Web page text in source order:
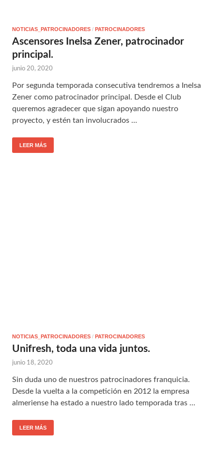
NOTICIAS_PATROCINADORES / PATROCINADORES
Ascensores Inelsa Zener, patrocinador
principal.
junio 20, 2020
Por segunda temporada consecutiva tendremos a Inelsa
Zener como patrocinador principal. Desde el Club
queremos agradecer que sigan apoyando nuestro
proyecto, y estén tan involucrados …
LEER MÁS
NOTICIAS_PATROCINADORES / PATROCINADORES
Unifresh, toda una vida juntos.
junio 18, 2020
Sin duda uno de nuestros patrocinadores franquicia.
Desde la vuelta a la competición en 2012 la empresa
almeriense ha estado a nuestro lado temporada tras …
LEER MÁS